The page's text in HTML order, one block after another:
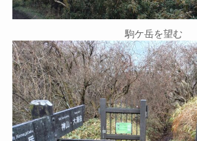
駒ケ岳を望む